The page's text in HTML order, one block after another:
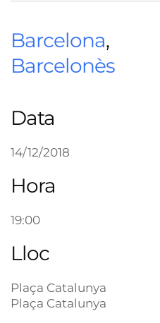
Barcelona,
Barcelonès
Data
14/12/2018
Hora
19:00
Lloc
Plaça Catalunya
Plaça Catalunya